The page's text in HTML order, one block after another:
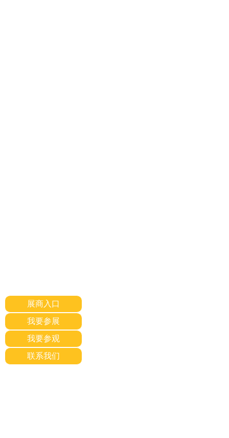
展商入口
我要参展
我要参观
联系我们